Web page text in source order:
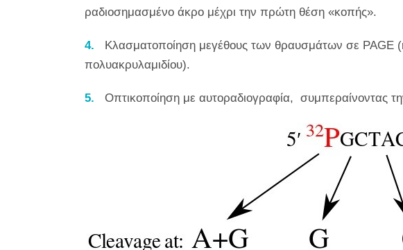
ραδιοσημασμένο άκρο μέχρι την πρώτη θέση «κοπής».
Κλασματοποίηση μεγέθους των θραυσμάτων σε PAGE
πολυακρυλαμιδίου).
Οπτικοποίηση με αυτοραδιογραφία, συμπεραίνοντας